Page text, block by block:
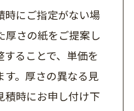
時にご指定がない場
厚さの紙をご提案し
することで、単価を
す。厚さの異なる見
積時にお申し付け下